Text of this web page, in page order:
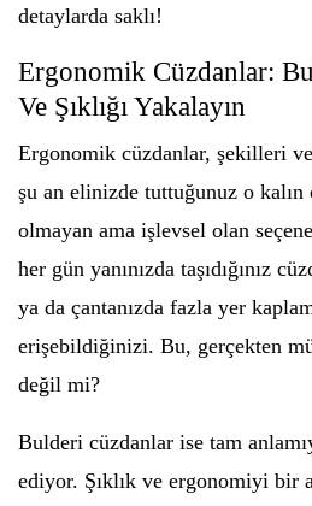
detaylarda saklı!
Ergonomik Cüzdanlar:
Ve Şıklığı Yakalayın
Ergonomik cüzdanlar, şekilleri
şu an elinizde tuttuğunuz o
olmayan ama işlevsel olan
her gün yanınızda taşıdığınız
ya da çantanızda fazla yer
erişebildiğinizi. Bu, gerçekten
değil mi?
Bulderi cüzdanlar ise tam
ediyor. Şıklık ve ergonomiyi bir